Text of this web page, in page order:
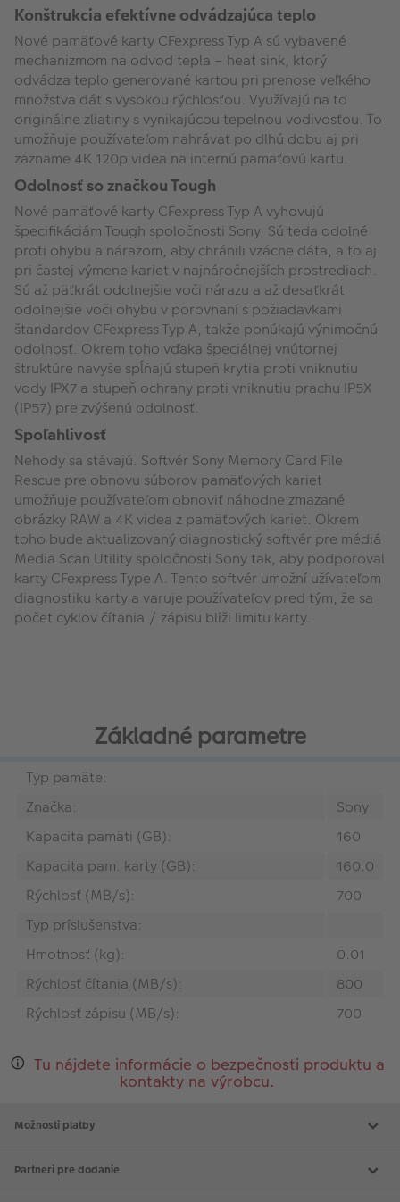
Konštrukcia efektívne odvádzajúca teplo
Nové pamäťové karty CFexpress Typ A sú vybavené
mechanizmom na odvod tepla – heat sink, ktorý
odvádza teplo generované kartou pri prenose veľkého
množstva dát s vysokou rýchlosťou. Využívajú na to
originálne zliatiny s vynikajúcou tepelnou vodivosťou. To
umožňuje používateľom nahrávať po dlhú dobu aj pri
zázname 4K 120p videa na internú pamäťovú kartu.
Odolnosť so značkou Tough
Nové pamäťové karty CFexpress Typ A vyhovujú
špecifikáciám Tough spoločnosti Sony. Sú teda odolné
proti ohybu a nárazom, aby chránili vzácne dáta, a to aj
pri častej výmene kariet v najnáročnejších prostrediach.
Sú až päťkrát odolnejšie voči nárazu a až desaťkrát
odolnejšie voči ohybu v porovnaní s požiadavkami
štandardov CFexpress Typ A, takže ponúkajú výnimočnú
odolnosť. Okrem toho vďaka špeciálnej vnútornej
štruktúre navyše spĺňajú stupeň krytia proti vniknutiu
vody IPX7 a stupeň ochrany proti vniknutiu prachu IP5X
(IP57) pre zvýšenú odolnosť.
Spoľahlivosť
Nehody sa stávajú. Softvér Sony Memory Card File
Rescue pre obnovu súborov pamäťových kariet
umožňuje používateľom obnoviť náhodne zmazané
obrázky RAW a 4K videa z pamäťových kariet. Okrem
toho bude aktualizovaný diagnostický softvér pre médiá
Media Scan Utility spoločnosti Sony tak, aby podporoval
karty CFexpress Type A. Tento softvér umožní užívateľom
diagnostiku karty a varuje používateľov pred tým, že sa
počet cyklov čítania / zápisu blíži limitu karty.
Základné parametre
Typ pamäte:
Značka:
Sony
Kapacita pamäti (GB):
160
Kapacita pam. karty (GB):
160.0
Rýchlosť (MB/s):
700
Typ príslušenstva:
Hmotnosť (kg):
0.01
Rýchlosť čítania (MB/s):
800
Rýchlosť zápisu (MB/s):
700
Tu nájdete informácie o bezpečnosti produktu a
kontakty na výrobcu.
Možnosti platby
Partneri pre dodanie